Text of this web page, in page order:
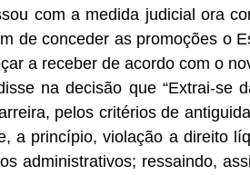
com a medida judicial ora
de conceder as promoções o
a receber de acordo com o
na decisão que “Extrai-se
pelos critérios de
a princípio, violação a direito
administrativos; ressaindo,